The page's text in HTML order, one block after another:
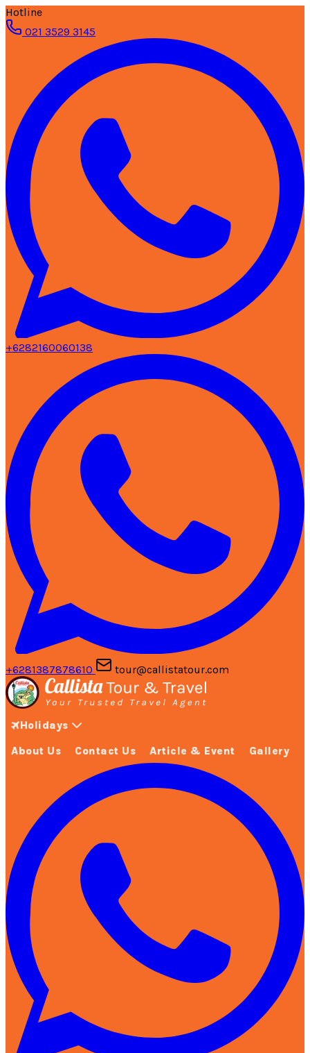
Hotline
021 3529 3145
+6282160060138
+6281387878610 tour@callistatour.com
Holidays
About Us Contact Us Article & Event Gallery